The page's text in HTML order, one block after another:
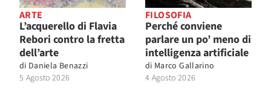
ARTE
L’acquerello di Flavia
Rebori contro la fretta
dell’arte
di Daniela Benazzi
5 Agosto 2026
FILOSOFIA
Perché conviene
parlare un po’ meno di
intelligenza artificiale
di Marco Gallarino
4 Agosto 2026